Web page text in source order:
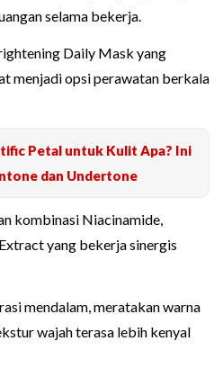
selama bekerja.
Daily Mask yang
menjadi opsi perawatan berkala
Petal untuk Kulit Apa? Ini
dan Undertone
kombinasi Niacinamide,
yang bekerja sinergis
mendalam, meratakan warna
wajah terasa lebih kenyal